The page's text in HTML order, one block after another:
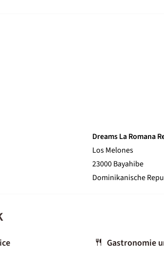
Dreams La Romana
Los Melones
23000 Bayahibe
Dominikanische
Gastronomie